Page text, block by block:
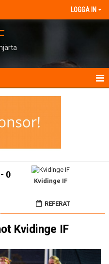
LOGGA IN
0
Kvidinge IF
REFERAT
Kvidinge IF